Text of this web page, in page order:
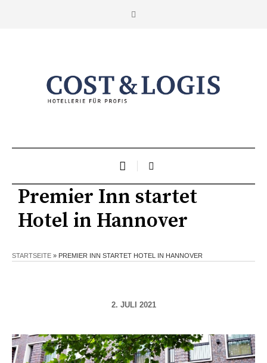
Premier Inn startet
Hotel in Hannover
STARTSEITE » PREMIER INN STARTET HOTEL IN HANNOVER
2. JULI 2021